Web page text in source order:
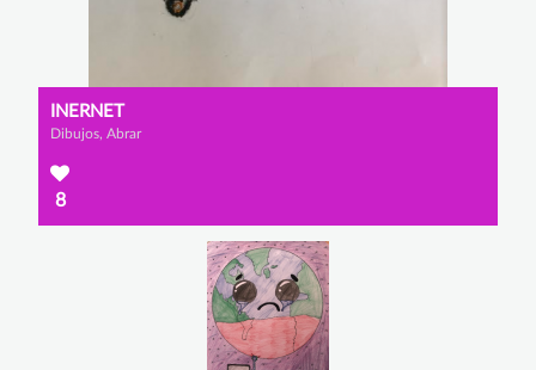
INERNET
Dibujos, Abrar
8